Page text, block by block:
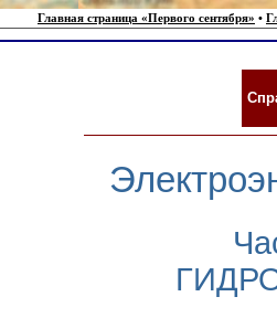
Главная страница «Первого сентября» •